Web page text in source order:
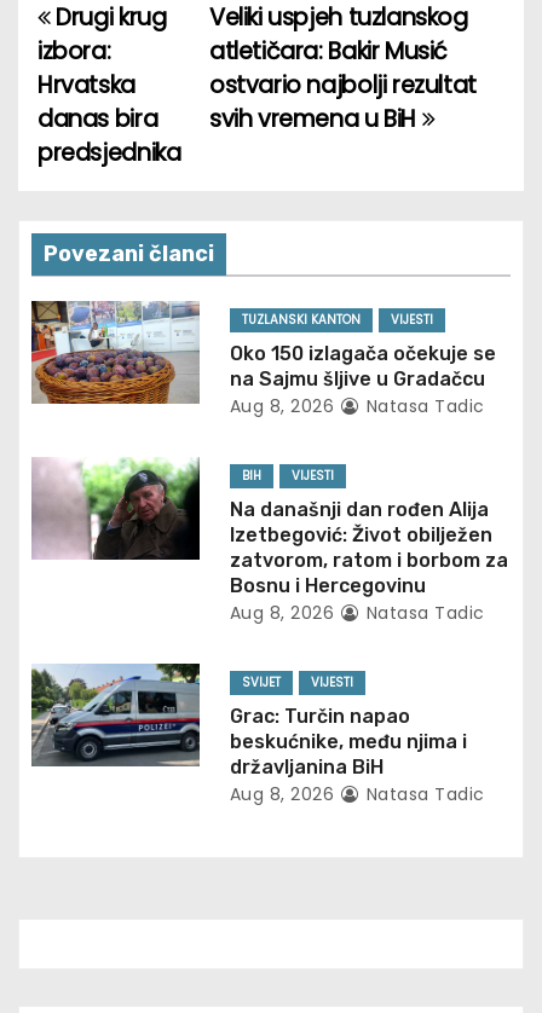
P
o
s
t
n
a
v
i
a
t
n
Veliki uspjeh tuzlanskog
atletičara: Bakir Musić
ostvario najbolji rezultat
svih vremena u BiH
Drugi krug
izbora:
Hrvatska
danas bira
predsjednika
Povezani članci
TUZLANSKI KANTON VIJESTI
Oko 150 izlagača očekuje se
na Sajmu šljive u Gradačcu
Aug 8, 2026 Natasa Tadic
BIH VIJESTI
Na današnji dan rođen Alija
Izetbegović: Život obilježen
zatvorom, ratom i borbom za
Bosnu i Hercegovinu
Aug 8, 2026 Natasa Tadic
SVIJET VIJESTI
Grac: Turčin napao
beskućnike, među njima i
državljanina BiH
Aug 8, 2026 Natasa Tadic